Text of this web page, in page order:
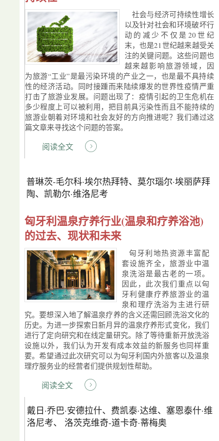
社会与经济可持续性增长
以及针对社会和环境破坏行
动的减少不仅是20世纪
末，也是21世纪越来越受关
注的关键问题。这些问题也
越来越影响旅游领域，因
为旅游“工业”是最污染环境的产业之一，也是最不具持续
性的经济活动。同时接踵而来陆续爆发的世界性疫情严重
打击了旅游业发展。问题出现了：疫情引起的卫生危机在
多少程度上可以被利用，把目前具污染性而且不能持续的
旅游业朝着对环境和社会友好的方向推进呢？我们通过这
篇文章来寻找这个问题的答案。
阅读全文
普琳茨-毛尔科·埃尔热拜特、莫尔瑙尔·埃丽萨拜
陶、凯勒尔·维洛尼考
匈牙利温泉疗养行业(温泉和疗养浴池)
的过去、现状和未来
匈牙利地热资源丰富配
套设施齐全，旅游业中温
泉洗浴是最古老的一项。
因此，此次我们重点以匈
牙利健康疗养旅游业的温
泉和理疗洗浴为主进行研
究。要想深入地了解温泉疗养的含义还需回顾洗浴文化的
历史。为进一步探索日新月异的温泉疗养形式变化，我们
进行了定向研究和在线定量研究。除了等待重新开放洗浴
设施以外，我们认为开发有成本效益的新服务也同样重
要。希望通过此次研究可以为匈牙利国内外旅客以及温泉
理疗服务业的经营者们提供规划性帮助。
阅读全文
戴日·乔巴·安德拉什、费凯泰·达维、塞恩泰什·维
洛尼考、 洛茨克维奇-道卡奇·蒂梅奥